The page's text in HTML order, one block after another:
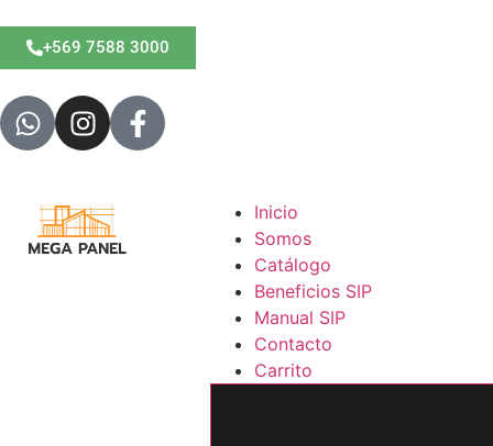
+569 7588 3000
Inicio
Somos
Catálogo
Beneficios SIP
Manual SIP
Contacto
Carrito